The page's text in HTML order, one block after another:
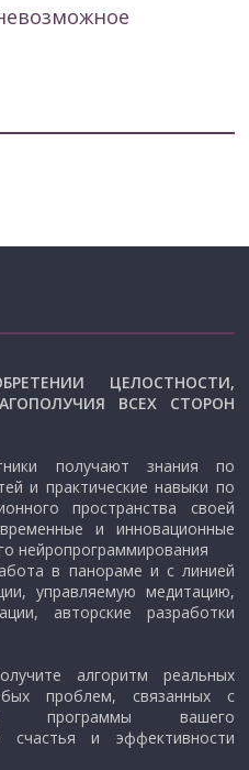
ЦЕЛОСТНОСТИ,
ВСЕХ СТОРОН
получают знания по
и практические навыки по
пространства своей
и инновационные
нейропрограммирования
в панораме и с линией
управляемую медитацию,
авторские разработки
алгоритм реальных
проблем, связанных с
программы вашего
счастья и эффективности